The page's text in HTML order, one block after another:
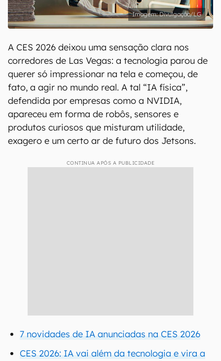
Divulgação/LG
A CES 2026 deixou uma sensação clara nos
corredores de Las Vegas: a tecnologia parou de
querer só impressionar na tela e começou, de
fato, a agir no mundo real. A tal “IA física”,
defendida por empresas como a NVIDIA,
apareceu em forma de robôs, sensores e
produtos curiosos que misturam utilidade,
exagero e um certo ar de futuro dos Jetsons.
CONTINUA APÓS A PUBLICIDADE
7 novidades de IA anunciadas na CES 2026
CES 2026: IA vai além da tecnologia e vira a